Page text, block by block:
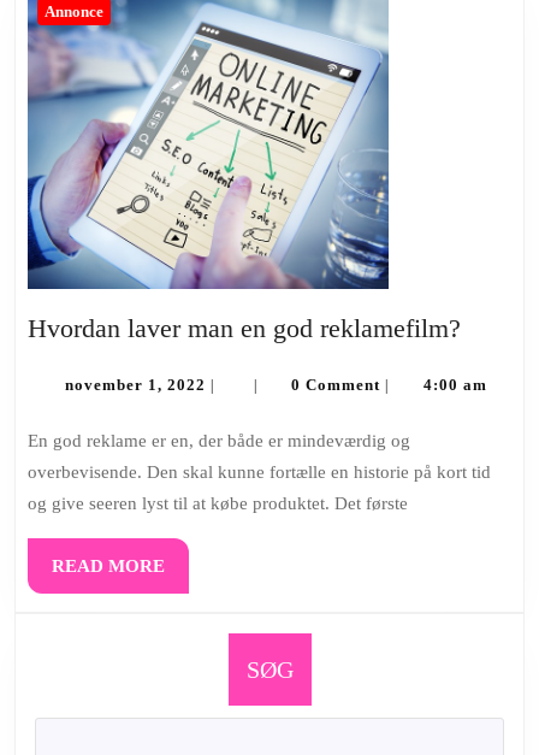
Annonce
Hvordan laver man en god reklamefilm?
man
november 1, 2022 november
0 Comment 4:00 am
En god reklame er en, der både er mindeværdig og
overbevisende. Den skal kunne fortælle en historie på kort tid
og give seeren lyst til at købe produktet. Det første
READ MOREREAD
MORE
SØG